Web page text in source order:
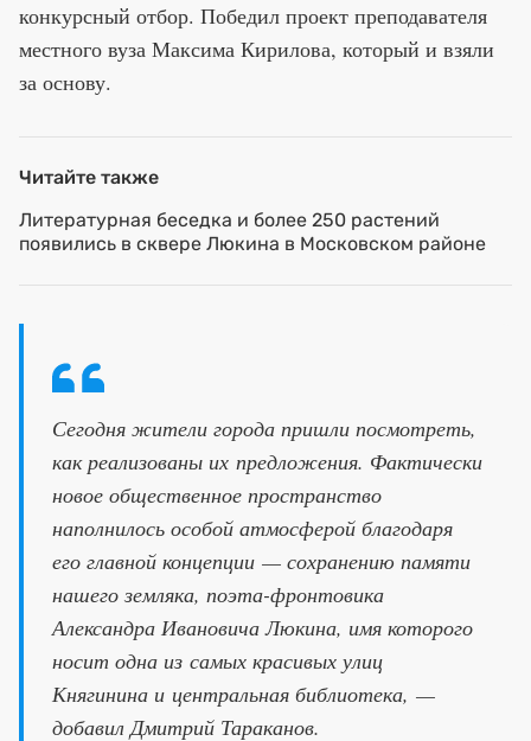
конкурсный отбор. Победил проект преподавателя
местного вуза Максима Кирилова, который и взяли
за основу.
Читайте также
Литературная беседка и более 250 растений
появились в сквере Люкина в Московском районе
Сегодня жители города пришли посмотреть,
как реализованы их предложения. Фактически
новое общественное пространство
наполнилось особой атмосферой благодаря
его главной концепции — сохранению памяти
нашего земляка, поэта-фронтовика
Александра Ивановича Люкина, имя которого
носит одна из самых красивых улиц
Княгинина и центральная библиотека, —
добавил Дмитрий Тараканов.